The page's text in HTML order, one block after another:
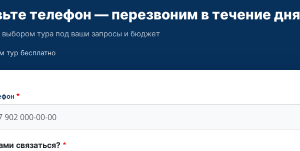
телефон — перезвоним в течение дня
тура под ваши запросы и бюджет
тур бесплатно
связаться?